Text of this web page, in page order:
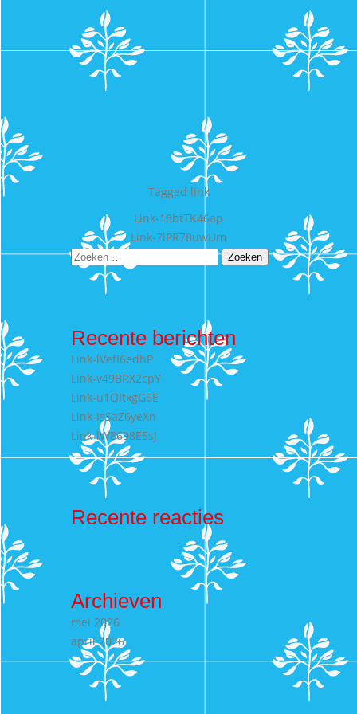
Tagged link
Bericht
navigatie
Link-18btTK46ap
Link-7lPR78uwUm
Zoeken
naar:
Recente berichten
Link-lVefI6edhP
Link-v49BRX2cpY
Link-u1QItxgG6E
Link-IsSaZ6yeXn
Link-lW8698E5sJ
Recente reacties
Archieven
mei 2026
april 2026